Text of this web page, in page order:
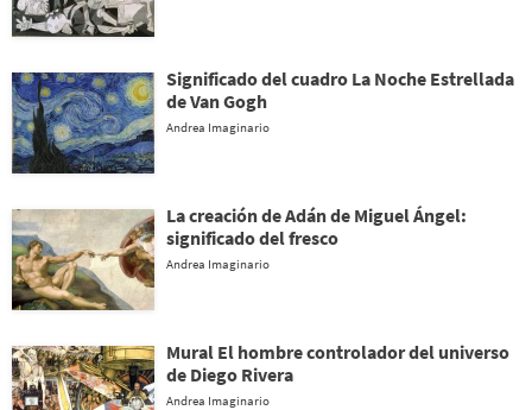
Significado del cuadro La Noche Estrellada
de Van Gogh
Andrea Imaginario
La creación de Adán de Miguel Ángel:
significado del fresco
Andrea Imaginario
Mural El hombre controlador del universo
de Diego Rivera
Andrea Imaginario